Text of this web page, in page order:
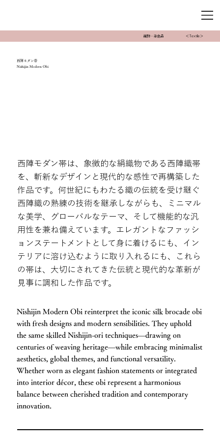
織物・染色品 ＜Textile＞
西陣モダン帯
Nishijin Modern Obi
西陣モダン帯は、象徴的な絹織物である西陣織帯
を、斬新なデザインと現代的な感性で再構築した
作品です。何世紀にもわたる織の伝統を受け継ぐ
西陣織の熟練の技術を継承しながらも、ミニマル
な美学、グローバルなテーマ、そして機能的な汎
用性を兼ね備えています。エレガントなファッシ
ョンステートメントとして身に着けるにも、イン
テリアに溶け込むように取り入れるにも、これら
の帯は、大切にされてきた伝統と現代的な革新が
見事に調和した作品です。
Nishijin Modern Obi reinterpret the iconic silk brocade obi
with fresh designs and modern sensibilities. They uphold
the same skilled Nishijin-ori techniques—drawing on
centuries of weaving heritage—while embracing minimalist
aesthetics, global themes, and functional versatility.
Whether worn as elegant fashion statements or integrated
into interior décor, these obi represent a harmonious
balance between cherished tradition and contemporary
innovation.